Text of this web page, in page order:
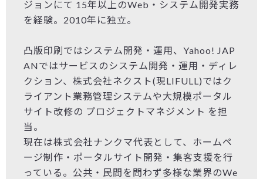
ジョンにて 15年以上のWeb・システム開発実務
を経験。2010年に独立。
凸版印刷ではシステム開発・運用、Yahoo! JAP
ANではサービスのシステム開発・運用・ディレ
クション、株式会社ネクスト(現LIFULL)ではク
ライアント業務管理システムや大規模ポータル
サイト改修の プロジェクトマネジメント を担
当。
現在は株式会社ナンクマ代表として、ホームペ
ージ制作・ポータルサイト開発・集客支援を行
っている。公共・民間を問わず多様な業界のWe